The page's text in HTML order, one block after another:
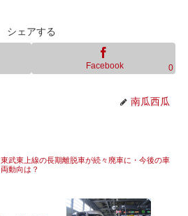
シェアする
Facebook 0
南瓜西瓜
東武東上線の長期離脱車が続々廃車に・今後の車
両動向は？